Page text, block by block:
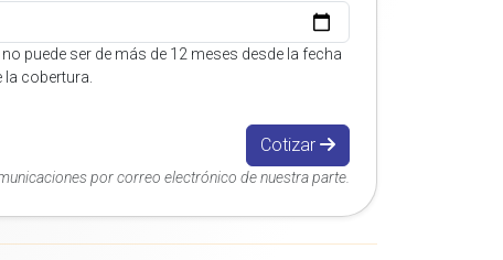
puede ser de más de 12 meses desde la fecha
la cobertura.
Cotizar
por correo electrónico de nuestra parte.